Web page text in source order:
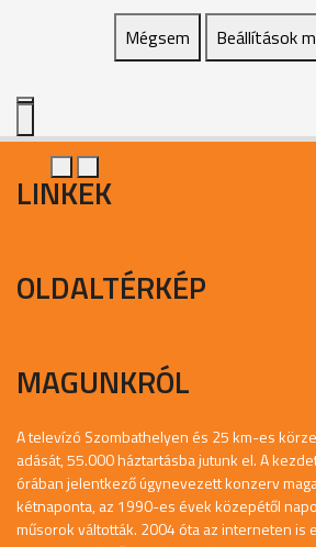
Mégsem Beállítások
LINKEK
OLDALTÉRKÉP
MAGUNKRÓL
A televízó Szombathelyen és 25 km-es
adását, 55.000 háztartásba jutunk el. A
órában jelentkező úgynevezett konzerv
kétnaponta, az 1990-es évek közepétől
műsorok váltották. 2004 óta az interneten is